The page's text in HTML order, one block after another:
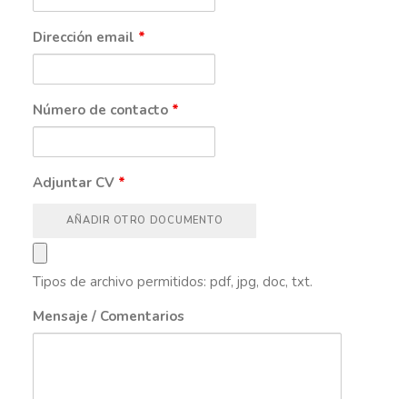
Dirección email *
Número de contacto *
Adjuntar CV *
AÑADIR OTRO DOCUMENTO
Tipos de archivo permitidos: pdf, jpg, doc, txt.
Mensaje / Comentarios